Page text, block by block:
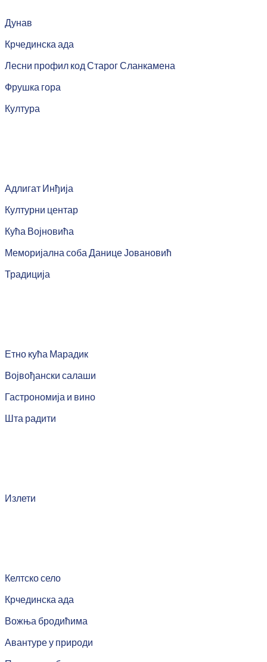
Дунав
Крчединска ада
Лесни профил код Старог Сланкамена
Фрушка гора
Култура
Адлигат Инђија
Културни центар
Кућа Војновића
Меморијална соба Данице Јовановић
Традиција
Етно кућа Марадик
Војвођански салаши
Гастрономија и вино
Шта радити
Излети
Келтско село
Крчединска ада
Вожња бродићима
Авантуре у природи